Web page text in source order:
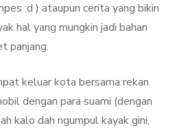
:d ) ataupun cerita yang bikin
hal yang mungkin jadi bahan
panjang.
keluar kota bersama rekan
dengan para suami (dengan
kalo dah ngumpul kayak gini,